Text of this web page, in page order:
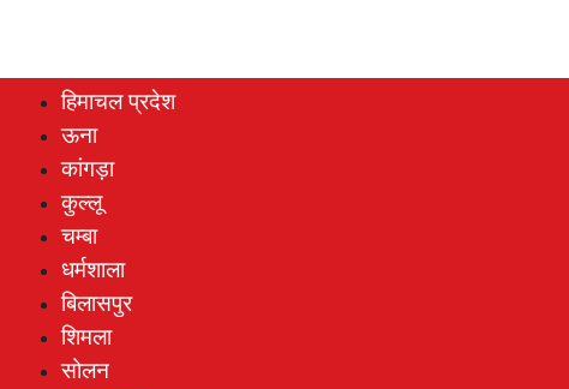
हिमाचल प्रदेश
ऊना
कांगड़ा
कुल्लू
चम्बा
धर्मशाला
बिलासपुर
शिमला
सोलन